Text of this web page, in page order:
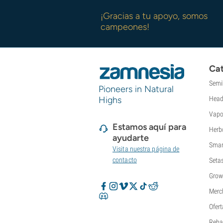
Super Strains
Sweet Seeds
Vision Seeds
VIP Seeds
White Label
Bancos de semillas
¡Gracias a tu apoyo, somos
campeones!
Pioneers in Natural
Highs
Estamos aquí para
ayudarte
Visita nuestra página de
contacto